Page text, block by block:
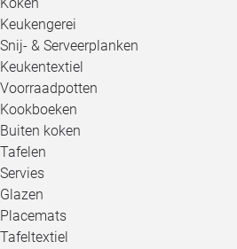
Keukengerei
Snij- & Serveerplanken
Keukentextiel
Voorraadpotten
Kookboeken
Buiten koken
Tafelen
Servies
Glazen
Placemats
Tafeltextiel